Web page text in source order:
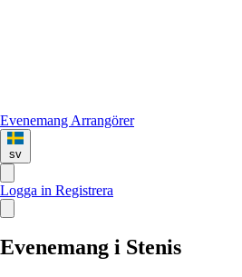
Evenemang Arrangörer
sv
Logga in Registrera
Evenemang i Stenis